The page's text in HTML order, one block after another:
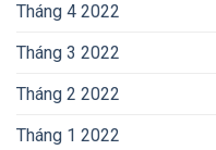
Tháng 4 2022
Tháng 3 2022
Tháng 2 2022
Tháng 1 2022